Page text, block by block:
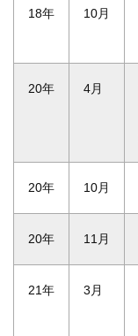
18年 10月
20年 4月
20年 10月
20年 11月
21年 3月